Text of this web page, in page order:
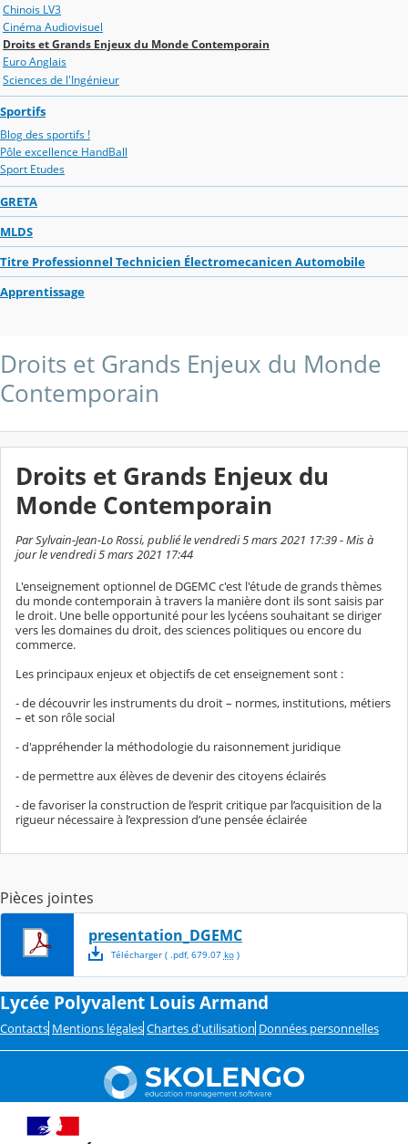
Chinois LV3
Cinéma Audiovisuel
Droits et Grands Enjeux du Monde Contemporain
Euro Anglais
Sciences de l'Ingénieur
Sportifs
Blog des sportifs !
Pôle excellence HandBall
Sport Etudes
GRETA
MLDS
Titre Professionnel Technicien Électromecanicen Automobile
Apprentissage
Droits et Grands Enjeux du Monde
Contemporain
Droits et Grands Enjeux du
Monde Contemporain
Par Sylvain-Jean-Lo Rossi, publié le vendredi 5 mars 2021 17:39 - Mis à
jour le vendredi 5 mars 2021 17:44
L'enseignement optionnel de DGEMC c'est l'étude de grands thèmes
du monde contemporain à travers la manière dont ils sont saisis par
le droit. Une belle opportunité pour les lycéens souhaitant se diriger
vers les domaines du droit, des sciences politiques ou encore du
commerce.
Les principaux enjeux et objectifs de cet enseignement sont :
- de découvrir les instruments du droit – normes, institutions, métiers
– et son rôle social
- d'appréhender la méthodologie du raisonnement juridique
- de permettre aux élèves de devenir des citoyens éclairés
- de favoriser la construction de l’esprit critique par l’acquisition de la
rigueur nécessaire à l’expression d’une pensée éclairée
Pièces jointes
presentation_DGEMC
Télécharger( .pdf, 679.07 ko)
Lycée Polyvalent Louis Armand
Contacts Mentions légales Chartes d'utilisation Données personnelles